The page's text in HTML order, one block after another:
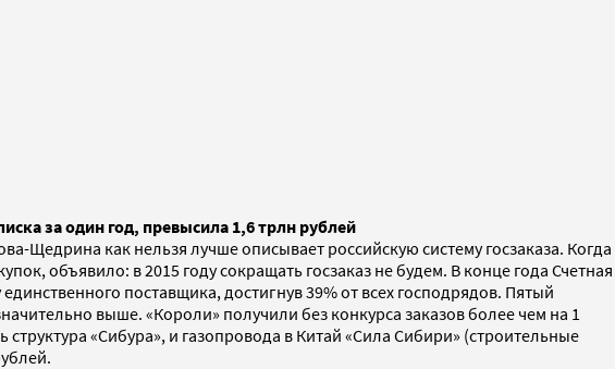
за один год, превысила 1,6 трлн рублей
Щедрина как нельзя лучше описывает российскую систему госзаказа. Когда
объявило: в 2015 году сокращать госзаказ не будем. В конце года Счетная
поставщика, достигнув 39% от всех господрядов. Пятый
выше. «Короли» получили без конкурса заказов более чем на 1
«Сибура», и газопровода в Китай «Сила Сибири» (строительные